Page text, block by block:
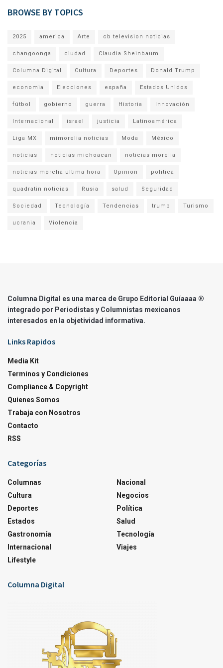
BROWSE BY TOPICS
2025 america Arte cb television noticias
changoonga ciudad Claudia Sheinbaum
Columna Digital Cultura Deportes Donald Trump
economia Elecciones españa Estados Unidos
fútbol gobierno guerra Historia Innovación
Internacional israel justicia Latinoamérica
Liga MX mimorelia noticias Moda México
noticias noticias michoacan noticias morelia
noticias morelia ultima hora Opinion politica
quadratin noticias Rusia salud Seguridad
Sociedad Tecnología Tendencias trump Turismo
ucrania Violencia
Columna Digital es una marca de Grupo Editorial Guíaaaa ®
integrado por Periodistas y Columnistas mexicanos
interesados en la objetividad informativa.
Links Rapidos
Media Kit
Terminos y Condiciones
Compliance & Copyright
Quienes Somos
Trabaja con Nosotros
Contacto
RSS
Categorías
Columnas
Cultura
Deportes
Estados
Gastronomía
Internacional
Lifestyle
Nacional
Negocios
Política
Salud
Tecnología
Viajes
Columna Digital